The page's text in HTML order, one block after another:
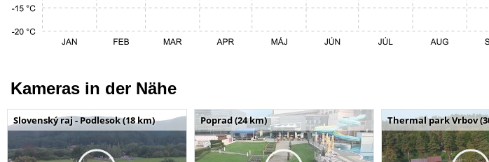
Kameras in der Nähe
Slovenský raj - Podlesok (18 km) Poprad (24 km) Thermal park Vrbov